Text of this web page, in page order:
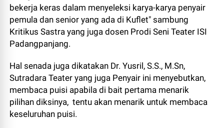
bekerja keras dalam menyeleksi karya-karya penyair
pemula dan senior yang ada di Kuflet" sambung
Kritikus Sastra yang juga dosen Prodi Seni Teater ISI
Padangpanjang.
Hal senada juga dikatakan Dr. Yusril, S.S., M.Sn,
Sutradara Teater yang juga Penyair ini menyebutkan,
membaca puisi apabila di bait pertama menarik
pilihan diksinya, tentu akan menarik untuk membaca
keseluruhan puisi.